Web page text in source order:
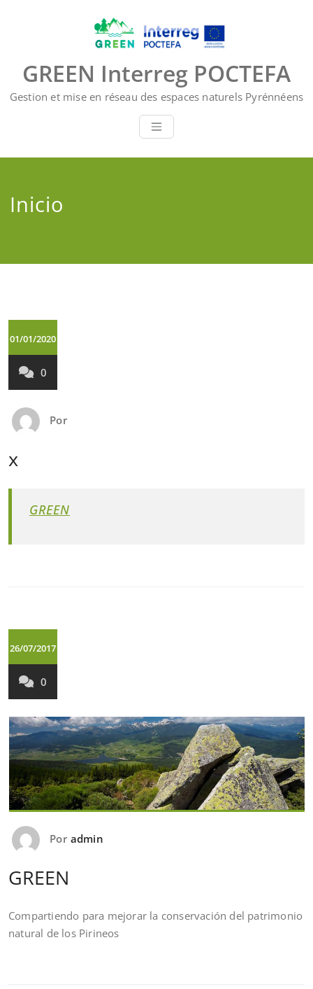
GREEN Interreg POCTEFA
Gestion et mise en réseau des espaces naturels Pyrénnéens
Inicio
01/01/2020
0
Por
x
GREEN
26/07/2017
0
Por admin
GREEN
Compartiendo para mejorar la conservación del patrimonio
natural de los Pirineos